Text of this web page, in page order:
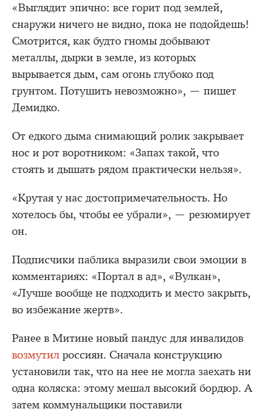
«Выглядит эпично: все горит под землей,
снаружи ничего не видно, пока не подойдешь!
Смотрится, как будто гномы добывают
металлы, дырки в земле, из которых
вырывается дым, сам огонь глубоко под
грунтом. Потушить невозможно», — пишет
Демидко.
От едкого дыма снимающий ролик закрывает
нос и рот воротником: «Запах такой, что
стоять и дышать рядом практически нельзя».
«Крутая у нас достопримечательность. Но
хотелось бы, чтобы ее убрали», — резюмирует
он.
Подписчики паблика выразили свои эмоции в
комментариях: «Портал в ад», «Вулкан»,
«Лучше вообще не подходить и место закрыть,
во избежание жертв».
Ранее в Митине новый пандус для инвалидов
возмутил россиян. Сначала конструкцию
установили так, что на нее не могла заехать ни
одна коляска: этому мешал высокий бордюр. А
затем коммунальщики поставили